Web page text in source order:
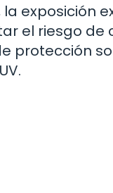
exposición
el riesgo
protección